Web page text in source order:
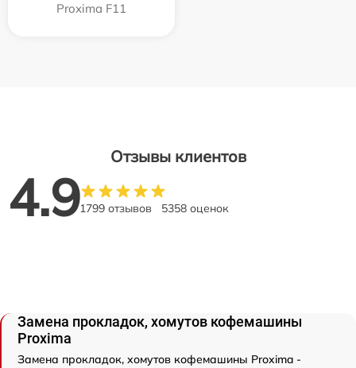
Proxima F11
Отзывы клиентов
4.91799 отзывов 5358 оценок
Замена прокладок, хомутов кофемашины
Proxima
Замена прокладок, хомутов кофемашины Proxima -